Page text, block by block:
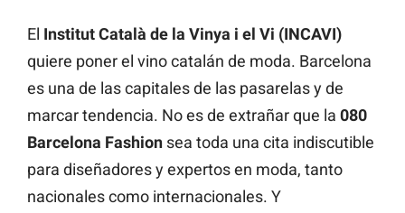
El Institut Català de la Vinya i el Vi (INCAVI)
quiere poner el vino catalán de moda. Barcelona
es una de las capitales de las pasarelas y de
marcar tendencia. No es de extrañar que la 080
Barcelona Fashion sea toda una cita indiscutible
para diseñadores y expertos en moda, tanto
nacionales como internacionales. Y